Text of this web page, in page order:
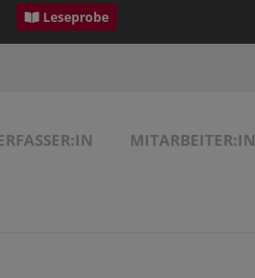
Leseprobe
MITARBEITER:IN